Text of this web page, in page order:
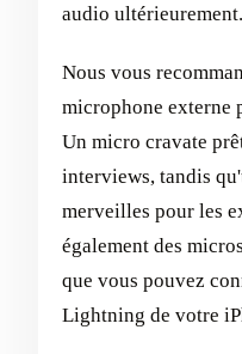
audio ultérieurement.
Nous vous
microphone externe
Un micro cravate
interviews, tandis
merveilles pour les
également des
que vous pouvez
Lightning de votre